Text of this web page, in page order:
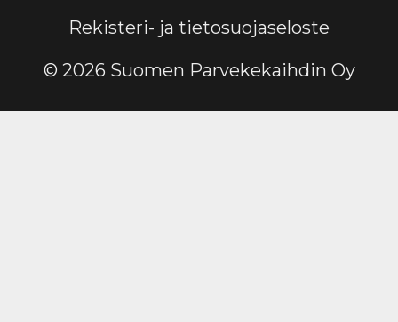
Rekisteri- ja tietosuojaseloste
© 2026 Suomen Parvekekaihdin Oy